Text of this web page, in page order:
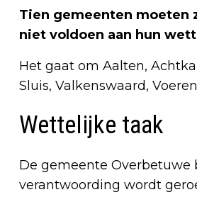
Tien gemeenten moeten
niet voldoen aan hun
Het gaat om Aalten,
Sluis, Valkenswaard,
Wettelijke taak
De gemeente Overbetuwe
verantwoording wordt